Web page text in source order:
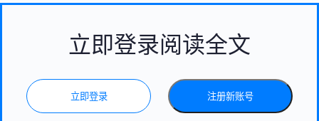
立即登录阅读全文
立即登录 注册新账号